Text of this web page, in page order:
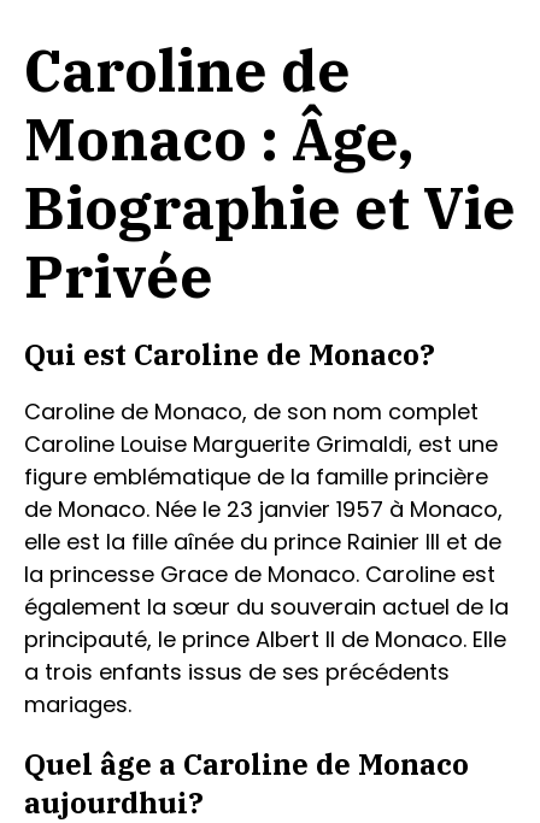
Caroline de
Monaco : Âge,
Biographie et Vie
Privée
Qui est Caroline de Monaco?
Caroline de Monaco, de son nom complet
Caroline Louise Marguerite Grimaldi, est une
figure emblématique de la famille princière
de Monaco. Née le 23 janvier 1957 à Monaco,
elle est la fille aînée du prince Rainier III et de
la princesse Grace de Monaco. Caroline est
également la sœur du souverain actuel de la
principauté, le prince Albert II de Monaco. Elle
a trois enfants issus de ses précédents
mariages.
Quel âge a Caroline de Monaco
aujourdhui?